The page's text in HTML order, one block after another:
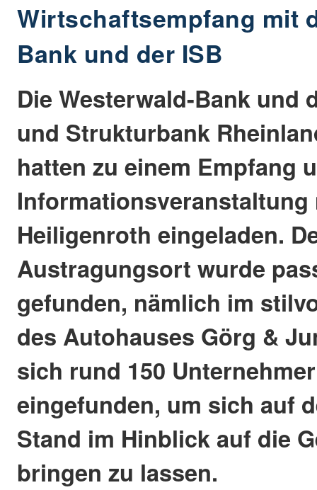
Wirtschaftsempfang mit
Bank und der ISB
Die Westerwald-Bank und
und Strukturbank
hatten zu einem Empfang
Informationsveranstaltung
Heiligenroth eingeladen.
Austragungsort wurde
gefunden, nämlich im
des Autohauses Görg &
sich rund 150
eingefunden, um sich auf
Stand im Hinblick auf die
bringen zu lassen.